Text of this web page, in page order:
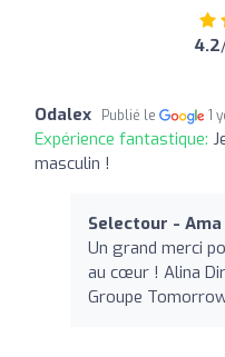
4.2
Odalex Publié le 1
Expérience fantastique:
masculin !
Selectour -
Un grand merci
au cœur ! Alina
Groupe